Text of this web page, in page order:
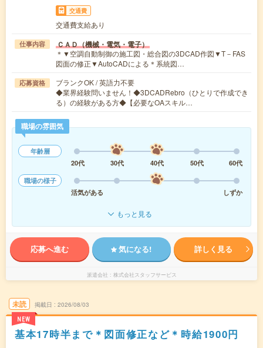
交通費
交通費支給あり
仕事内容 ＣＡＤ（機械・電気・電子）
＊▼空調自動制御の施工図・総合図の3DCAD作図▼T－FAS
図面の修正▼AutoCADによる＊系統図…
応募資格
ブランクOK / 英語力不要
◆業界経験問いません！◆3DCADRebro（ひとりで作成でき
る）の経験がある方◆【必要なOAスキル…
職場の雰囲気
年齢層
20代
30代 40代 50代
60代
職場の様子
活気がある
しずか
もっと見る
応募へ進む 気になる! 詳しく見る
派遣会社 株式会社スタッフサービス
未読
NEW
掲載日 2026/08/03
基本17時半まで＊図面修正など＊時給1900円